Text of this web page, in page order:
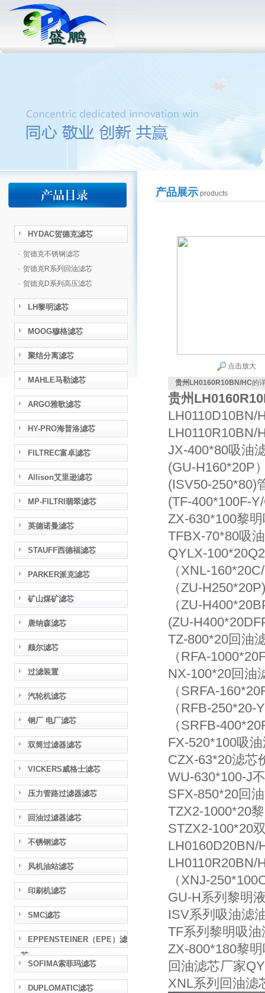
HYDAC贺德克滤芯
· 贺德克不锈钢滤芯
· 贺德克R系列回油滤芯
· 贺德克D系列高压滤芯
LH黎明滤芯
MOOG穆格滤芯
聚结分离滤芯
MAHLE马勒滤芯
ARGO雅歌滤芯
HY-PRO海普洛滤芯
FILTREC富卓滤芯
Allison艾里逊滤芯
MP-FILTRI翡翠滤芯
英德诺曼滤芯
STAUFF西德福滤芯
PARKER派克滤芯
矿山煤矿滤芯
唐纳森滤芯
颇尔滤芯
过滤装置
汽轮机滤芯
钢厂 电厂滤芯
双筒过滤器滤芯
VICKERS威格士滤芯
压力管路过滤器滤芯
回油过滤器滤芯
不锈钢滤芯
风机油站滤芯
印刷机滤芯
SMC滤芯
EPPENSTEINER（EPE）滤
芯
SOFIMA索菲玛滤芯
DUPLOMATIC滤芯
产品展示products
点击放大
贵州LH0160R10BN/HC的
贵州
LH0110D10BN/
LH0110R10BN/
JX-400*80吸油
(GU-H160*20P
(ISV50-250*80)
(TF-400*100F-
ZX-630*100黎
TFBX-70*80吸
QYLX-
（XNL-
（ZU-
（ZU-
(ZU-
TZ-800*20回油
（RFA-
NX-100*20回油
（SRFA-
（RFB-
（SRFB-
FX-520*100吸
CZX-63*20滤芯
WU-630*100-J
SFX-850*20回
TZX2-1000*20
STZX2-100*20
LH0160D20BN/
LH0110R20BN/
（XNJ-
GU-H系列黎明
ISV系列吸油滤
TF系列黎明吸
ZX-800*180黎
回油滤芯厂家
XNL系列回油滤